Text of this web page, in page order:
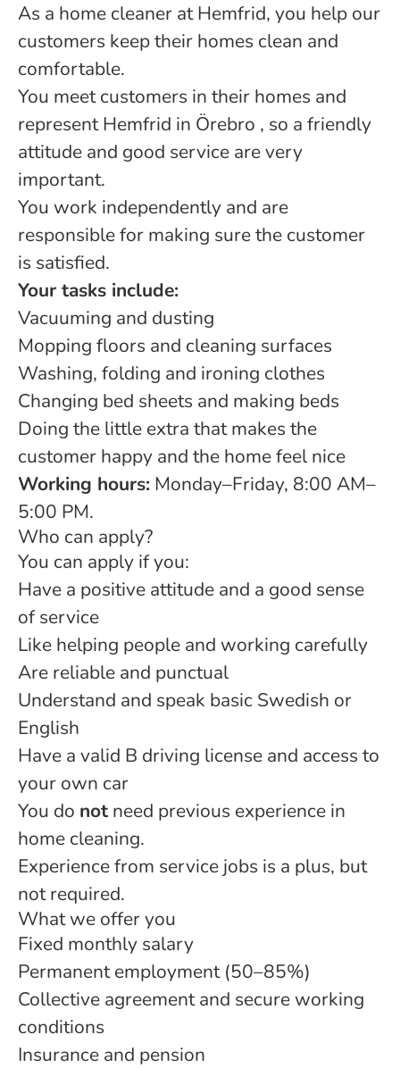
As a home cleaner at Hemfrid, you help our
customers keep their homes clean and
comfortable.
You meet customers in their homes and
represent Hemfrid in Örebro , so a friendly
attitude and good service are very
important.
You work independently and are
responsible for making sure the customer
is satisfied.
Your tasks include:
Vacuuming and dusting
Mopping floors and cleaning surfaces
Washing, folding and ironing clothes
Changing bed sheets and making beds
Doing the little extra that makes the
customer happy and the home feel nice
Working hours: Monday–Friday, 8:00 AM–
5:00 PM.
Who can apply?
You can apply if you:
Have a positive attitude and a good sense
of service
Like helping people and working carefully
Are reliable and punctual
Understand and speak basic Swedish or
English
Have a valid B driving license and access to
your own car
You do notneed previous experience in
home cleaning.
Experience from service jobs is a plus, but
not required.
What we offer you
Fixed monthly salary
Permanent employment (50–85%)
Collective agreement and secure working
conditions
Insurance and pension